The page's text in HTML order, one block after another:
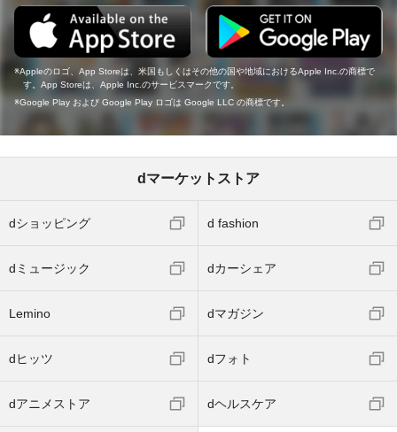
Appleのロゴ、App Storeは、米国もしくはその他の国や地域におけるApple Inc.の商標で
す。App Storeは、Apple Inc.のサービスマークです。
Google Play および Google Play ロゴは Google LLC の商標です。
dマーケットストア
dショッピング d fashion
dミュージック dカーシェア
Lemino dマガジン
dヒッツ dフォト
dアニメストア dヘルスケア